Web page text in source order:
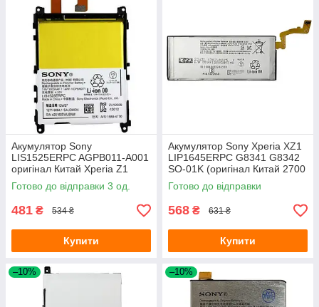
Акумулятор Sony
LIS1525ERPC AGPB011-A001
оригінал Китай Xperia Z1
C6902 C6903 C6906 C6943
L39h 3000mAh
Готово до відправки 3 од.
481 ₴ 534 ₴
Купити
Акумулятор Sony Xperia XZ1
LIP1645ERPC G8341 G8342
SO-01K (оригінал Китай 2700
mAh)
Готово до відправки
568 ₴ 631 ₴
Купити
–10% –10%